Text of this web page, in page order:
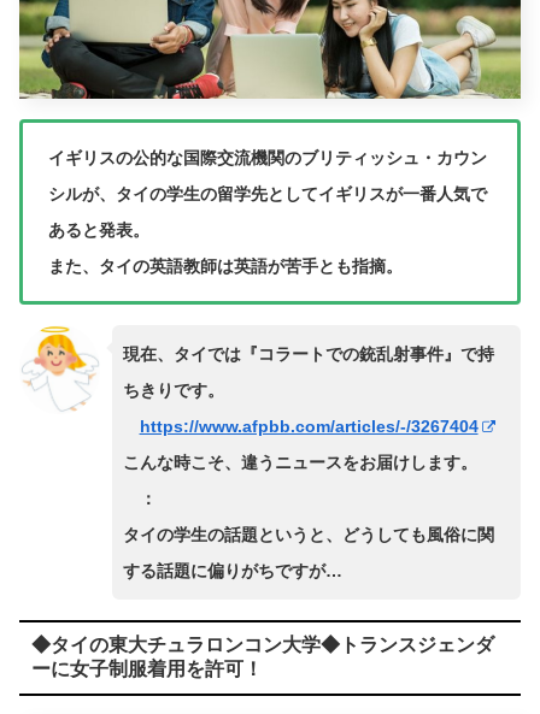
イギリスの公的な国際交流機関のブリティッシュ・カウン
シルが、タイの学生の留学先としてイギリスが一番人気で
あると発表。
また、タイの英語教師は英語が苦手とも指摘。
現在、タイでは『コラートでの銃乱射事件』で持
ちきりです。
https://www.afpbb.com/articles/-/3267404
こんな時こそ、違うニュースをお届けします。
：
タイの学生の話題というと、どうしても風俗に関
する話題に偏りがちですが…
◆タイの東大チュラロンコン大学◆トランスジェンダ
ーに女子制服着用を許可！